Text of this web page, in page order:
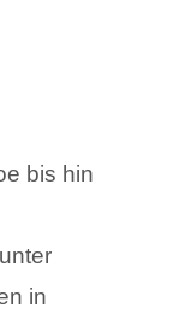
bis hin
in